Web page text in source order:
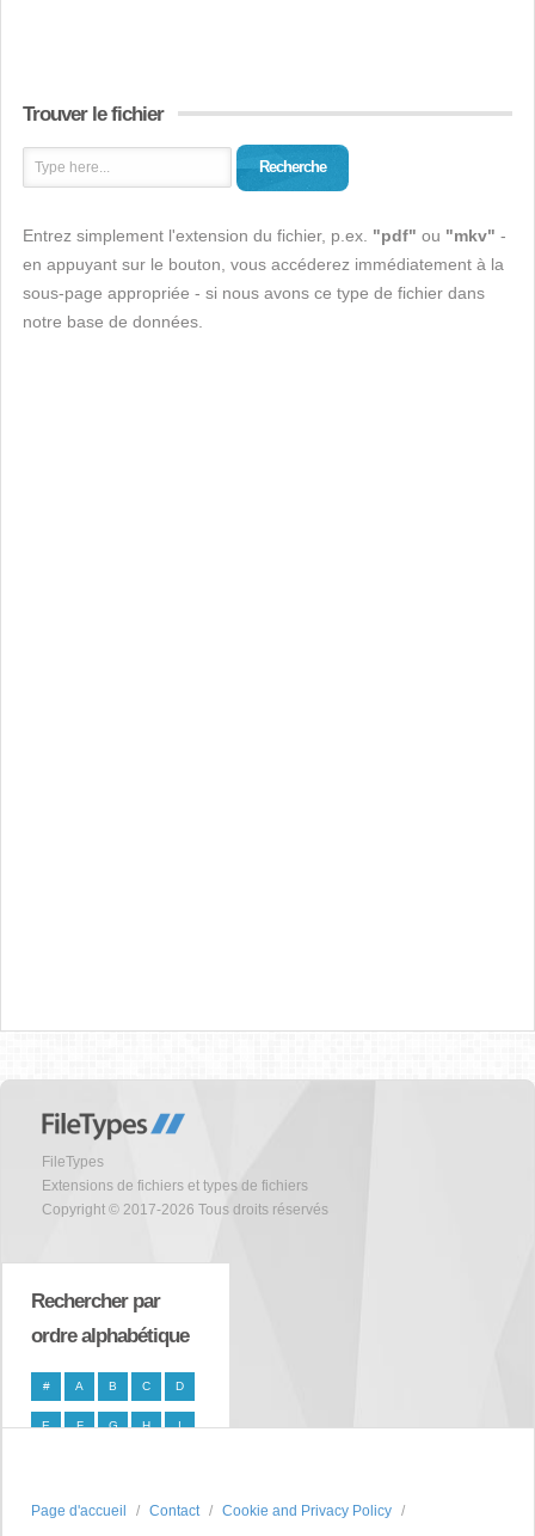
Trouver le fichier
Recherche
Entrez simplement l'extension du fichier, p.ex. "pdf" ou "mkv" -
en appuyant sur le bouton, vous accéderez immédiatement à la
sous-page appropriée - si nous avons ce type de fichier dans
notre base de données.
FileTypes
Extensions de fichiers et types de fichiers
Copyright © 2017-2026 Tous droits réservés
Rechercher par
ordre alphabétique
# A B C D
E F G H I
P S
Page d'accueil Contact Cookie and Privacy Policy